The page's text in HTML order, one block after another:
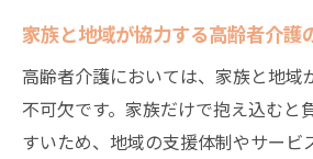
家族と地域が協力する高齢者介護
高齢者介護においては、家族と地域
不可欠です。家族だけで抱え込むと
すいため、地域の支援体制やサービ